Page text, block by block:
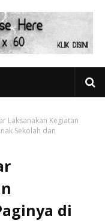
Laksanakan Kegiatan
Sekolah dan
di